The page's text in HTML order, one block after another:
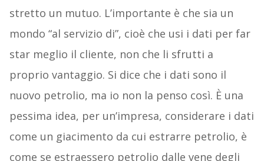
stretto un mutuo. L’importante è che sia un
mondo “al servizio di”, cioè che usi i dati per far
star meglio il cliente, non che li sfrutti a
proprio vantaggio. Si dice che i dati sono il
nuovo petrolio, ma io non la penso così. È una
pessima idea, per un’impresa, considerare i dati
come un giacimento da cui estrarre petrolio, è
come se estraessero petrolio dalle vene degli